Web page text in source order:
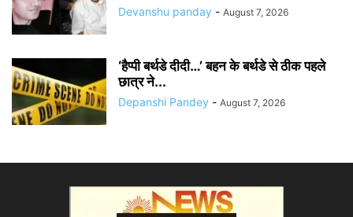
Devanshu panday - August 7, 2026
‘हैप्पी बर्थडे दीदी…’ बहन के बर्थडे से ठीक पहले
छात्र ने...
Depanshi Pandey - August 7, 2026